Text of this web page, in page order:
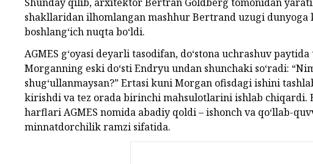
shakllaridan ilhomlangan mashhur Bertrand uzugi dunyoga
boshlang‘ich nuqta bo‘ldi.
AGMES g‘oyasi deyarli tasodifan, do‘stona uchrashuv
Morganning eski do‘sti Endryu undan shunchaki so‘radi:
shug‘ullanmaysan?” Ertasi kuni Morgan ofisdagi ishini
kirishdi va tez orada birinchi mahsulotlarini ishlab chiqardi.
harflari AGMES nomida abadiy qoldi – ishonch va qo‘llab-
minnatdorchilik ramzi sifatida.